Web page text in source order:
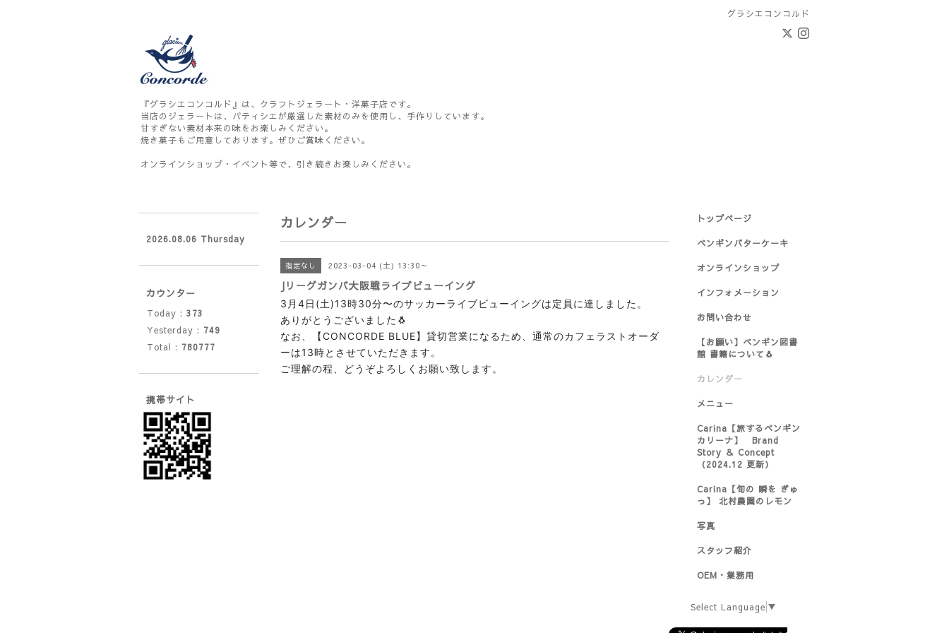
グラシエコンコルド
『グラシエコンコルド』は、クラフトジェラート・洋菓子店です。
当店のジェラートは、パティシエが厳選した素材のみを使用し、手作りしています。
甘すぎない素材本来の味をお楽しみください。
焼き菓子もご用意しております。ぜひご賞味ください。
オンラインショップ・イベント等で、引き続きお楽しみください。
カレンダー
指定なし 2023-03-04 (土) 13:30～
Jリーグガンバ大阪戦ライブビューイング
3月4日(土)13時30分〜のサッカーライブビューイングは定員に達しました。
ありがとうございました🐧
なお、【CONCORDE BLUE】貸切営業になるため、通常のカフェラストオーダ
ーは13時とさせていただきます。
ご理解の程、どうぞよろしくお願い致します。
トップページ
ペンギンバターケーキ
オンラインショップ
インフォメーション
お問い合わせ
【お願い】ペンギン図書
館 書籍について🐧
カレンダー
メニュー
Carina【旅するペンギン
カリーナ】 Brand
Story ＆ Concept
（2024.12 更新）
Carina【旬の 瞬を ぎゅ
っ】 北村農園のレモン
写真
スタッフ紹介
OEM・業務用
Select Language ▼
2026.08.06 Thursday
カウンター
Today : 373
Yesterday : 749
Total : 780777
携帯サイト